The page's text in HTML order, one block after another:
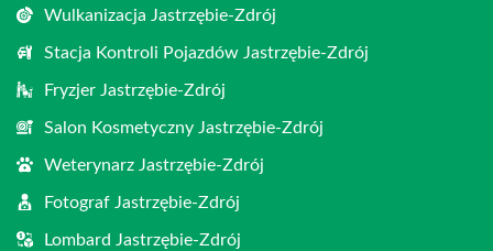
Wulkanizacja Jastrzębie-Zdrój
Stacja Kontroli Pojazdów Jastrzębie-Zdrój
Fryzjer Jastrzębie-Zdrój
Salon Kosmetyczny Jastrzębie-Zdrój
Weterynarz Jastrzębie-Zdrój
Fotograf Jastrzębie-Zdrój
Lombard Jastrzębie-Zdrój